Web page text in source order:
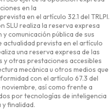
en la
en el artículo 32.1 del TRLPI.
SLU realiza la reserva expresa
comunicación pública de sus
prevista en el artículo
una reserva expresa de las
y otras prestaciones accesibles
mecánica u otros medios que
con el artículo 67.3 del
así como frente a
por tecnologías de inteligencia
y finalidad.